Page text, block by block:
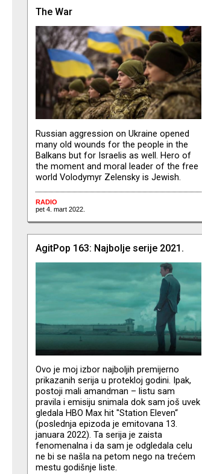
The War
Russian aggression on Ukraine opened
many old wounds for the people in the
Balkans but for Israelis as well. Hero of
the moment and moral leader of the free
world Volodymyr Zelensky is Jewish.
RADIO
pet 4. mart 2022.
AgitPop 163: Najbolje serije 2021.
Ovo je moj izbor najboljih premijerno
prikazanih serija u protekloj godini. Ipak,
postoji mali amandman – listu sam
pravila i emisiju snimala dok sam još uvek
gledala HBO Max hit "Station Eleven“
(poslednja epizoda je emitovana 13.
januara 2022). Ta serija je zaista
fenomenalna i da sam je odgledala celu
ne bi se našla na petom nego na trećem
mestu godišnje liste.